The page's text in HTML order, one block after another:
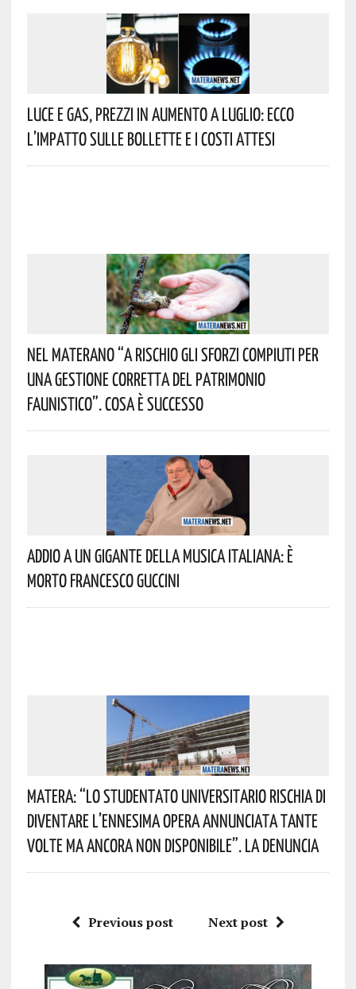
Luce E Gas, Prezzi In Aumento A Luglio: Ecco
L’impatto Sulle Bollette E I Costi Attesi
Nel Materano “a Rischio Gli Sforzi Compiuti Per
Una Gestione Corretta Del Patrimonio
Faunistico”. Cosa È Successo
Addio A Un Gigante Della Musica Italiana: È
Morto Francesco Guccini
Matera: “Lo Studentato Universitario Rischia Di
Diventare L’ennesima Opera Annunciata Tante
Volte Ma Ancora Non Disponibile”. La Denuncia
Previous post Next post